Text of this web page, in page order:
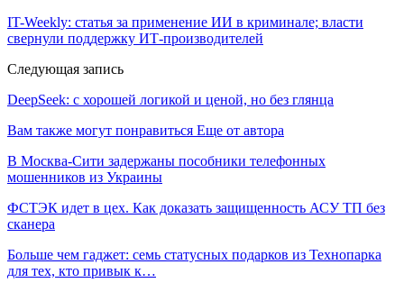
IT-Weekly: статья за применение ИИ в криминале; власти
свернули поддержку ИТ-производителей
Следующая запись
DeepSeek: с хорошей логикой и ценой, но без глянца
Вам также могут понравиться Еще от автора
В Москва-Сити задержаны пособники телефонных
мошенников из Украины
ФСТЭК идет в цех. Как доказать защищенность АСУ ТП без
сканера
Больше чем гаджет: семь статусных подарков из Технопарка
для тех, кто привык к…